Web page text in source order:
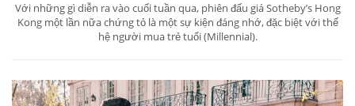
Với những gì diễn ra vào cuối tuần qua, phiên đấu giá Sotheby’s Hong
Kong một lần nữa chứng tỏ là một sự kiện đáng nhớ, đặc biệt với thế
hệ người mua trẻ tuổi (Millennial).